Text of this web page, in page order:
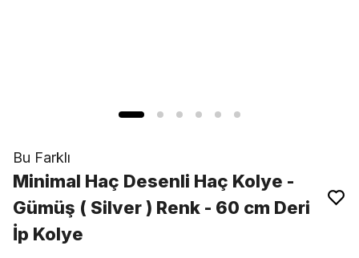
Bu Farklı
Minimal Haç Desenli Haç Kolye -
Gümüş ( Silver ) Renk - 60 cm Deri
İp Kolye